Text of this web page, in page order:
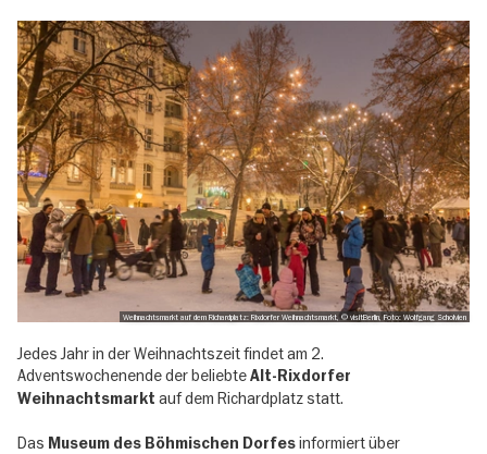
Weihnachtsmarkt auf dem Richardplatz: Rixdorfer Weihnachtsmarkt, © visitBerlin, Foto: Wolfgang Scholvien
Jedes Jahr in der Weihnachtszeit findet am 2.
Adventswochenende der beliebteAlt-Rixdorfer
Weihnachtsmarkt auf dem Richardplatz statt.
Das Museum des Böhmischen Dorfesinformiert über